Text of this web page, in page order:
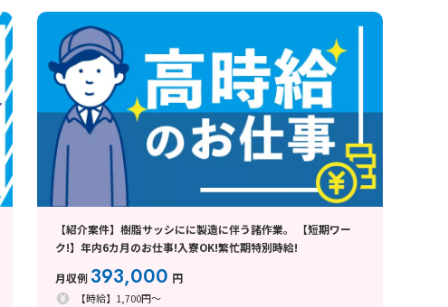
【紹介案件】樹脂サッシにに製造に伴う諸作業。 【短期ワー
ク!】年内6カ月のお仕事!入寮OK!繁忙期特別時給!
月収例 393,000 円
【時給】1,700円～